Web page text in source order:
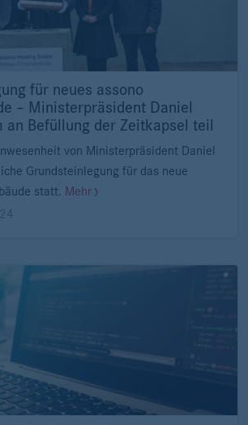
für neues assono
– Ministerpräsident Daniel
an Befüllung der Zeitkapsel teil
von Ministerpräsident Daniel
Grundsteinlegung für das neue
statt. Mehr